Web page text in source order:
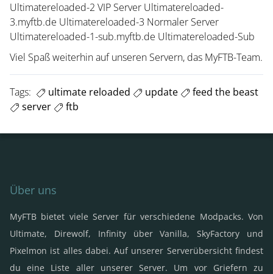
Ultimatereloaded-2 VIP Server Ultimatereloaded-
3.myftb.de Ultimatereloaded-3 Normaler Server
Ultimatereloaded-1-sub.myftb.de Ultimatereloaded-Sub
Viel Spaß weiterhin auf unseren Servern, das MyFTB-Team.
Tags: ultimate reloaded update
feed the beast
server
ftb
Über uns
MyFTB bietet viele Server für verschiedene Modpacks. Von
Ultimate, Direwolf, Infinity über Vanilla, SkyFactory und
Pixelmon ist alles dabei. Auf unserer Serverübersicht findest
du eine Liste aller unserer Server. Um vor Griefern zu